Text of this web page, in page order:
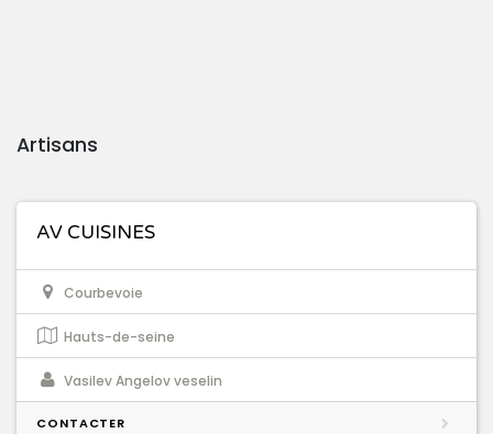
Artisans
AV CUISINES
Courbevoie
Hauts-de-seine
Vasilev Angelov veselin
CONTACTER